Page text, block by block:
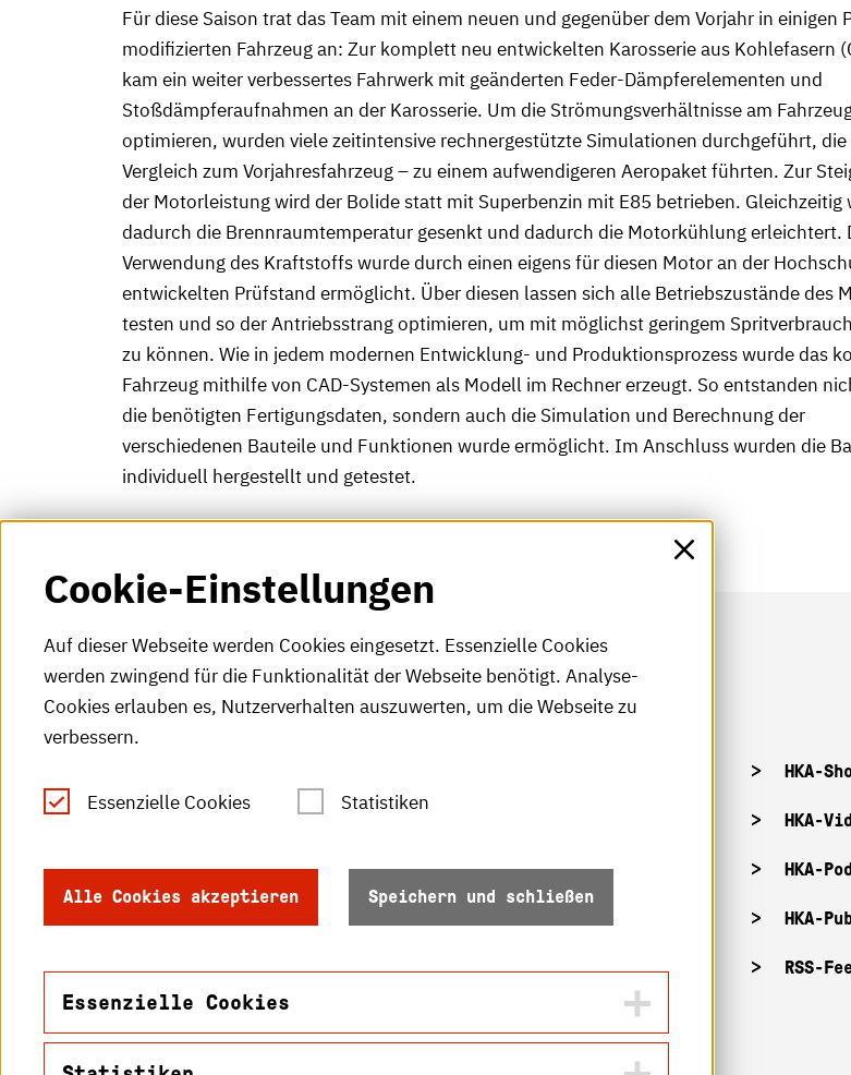
Für diese Saison trat das Team mit einem neuen und gegenüber dem Vorjahr in einigen
modifizierten Fahrzeug an: Zur komplett neu entwickelten Karosserie aus Kohlefasern
kam ein weiter verbessertes Fahrwerk mit geänderten Feder-Dämpferelementen und
Stoßdämpferaufnahmen an der Karosserie. Um die Strömungsverhältnisse am
optimieren, wurden viele zeitintensive rechnergestützte Simulationen durchgeführt, die
Vergleich zum Vorjahresfahrzeug – zu einem aufwendigeren Aeropaket führten. Zur
der Motorleistung wird der Bolide statt mit Superbenzin mit E85 betrieben. Gleichzeitig
dadurch die Brennraumtemperatur gesenkt und dadurch die Motorkühlung erleichtert.
Verwendung des Kraftstoffs wurde durch einen eigens für diesen Motor an der
entwickelten Prüfstand ermöglicht. Über diesen lassen sich alle Betriebszustände des
testen und so der Antriebsstrang optimieren, um mit möglichst geringem
zu können. Wie in jedem modernen Entwicklung- und Produktionsprozess wurde das
Fahrzeug mithilfe von CAD-Systemen als Modell im Rechner erzeugt. So entstanden
die benötigten Fertigungsdaten, sondern auch die Simulation und Berechnung der
verschiedenen Bauteile und Funktionen wurde ermöglicht. Im Anschluss wurden die
individuell hergestellt und getestet.
Fax: +49 (0)721 925-2000
Postfach 2440
76012 Karlsruhe
Öffnungszeiten
Security
HKA-
HKA-
HKA-
HKA-
RSS-
Cookie-Einstellungen
Auf dieser Webseite werden Cookies eingesetzt. Essenzielle Cookies
werden zwingend für die Funktionalität der Webseite benötigt. Analyse-
Cookies erlauben es, Nutzerverhalten auszuwerten, um die Webseite zu
verbessern.
Essenzielle Cookies Statistiken
Alle Cookies akzeptieren Speichern und schließen
Essenzielle Cookies